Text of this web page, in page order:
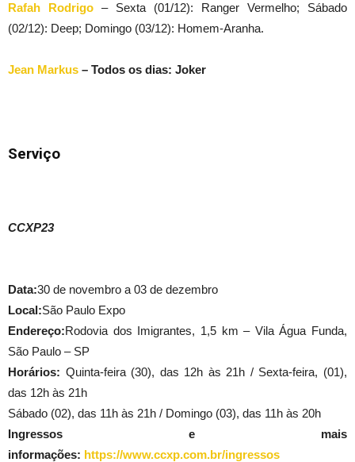
Rafah Rodrigo – Sexta (01/12): Ranger Vermelho; Sábado
(02/12): Deep; Domingo (03/12): Homem-Aranha.
Jean Markus – Todos os dias: Joker
Serviço
CCXP23
Data:30 de novembro a 03 de dezembro
Local:São Paulo Expo
Endereço:Rodovia dos Imigrantes, 1,5 km – Vila Água Funda,
São Paulo – SP
Horários: Quinta-feira (30), das 12h às 21h / Sexta-feira, (01),
das 12h às 21h
Sábado (02), das 11h às 21h / Domingo (03), das 11h às 20h
Ingressos e mais
informações: https://www.ccxp.com.br/ingressos